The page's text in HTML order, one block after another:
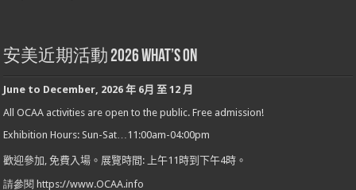
安美近期活動 2026 What’s On
June to December 2026年 6月 至 12 月
All OCAA activities are open to the public. Free admission!
Exhibition Hours: Sun-Sat…11:00am-04:00pm
歡迎參加 ,免費入場。展覽時間: 上午11 時到下午4時。
請參閱 https://www.OCAA.info